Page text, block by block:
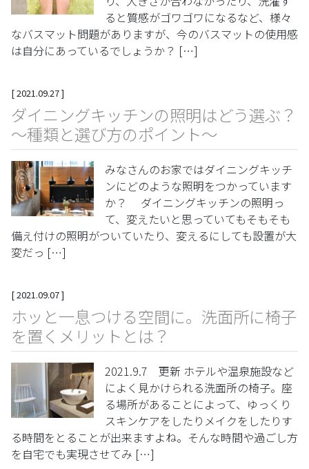
ると質感がゴワゴワになるなど、様々
なバスマット問題がありますが、今のバスマットの使用感
は自分にあっているでしょうか？ […]
[2021.09.27]
ダイニングキッチンの照明はどう選ぶ？
～種類と選び方のポイント～
みなさんのお家ではダイニングキッチ
ンにどのような照明をつかっています
か？ ダイニングキッチンの照明っ
て、変えたいと思っていてもそもそも
備え付けの照明がついていたり、変えるにしても設置が大
変だっ […]
[2021.09.07]
ホッと一息つける空間に。洗面所に椅子
を置くメリットとは？
2021.9.7 更新 ホテルや温泉施設など
によく見かけられる洗面所の椅子。座
る場所があることによって、ゆっくり
スキンケアをしたりメイクをしたりす
る時間をとることが出来ますよね。そんな時間や過ごし方
を自宅でも実現させてみ […]